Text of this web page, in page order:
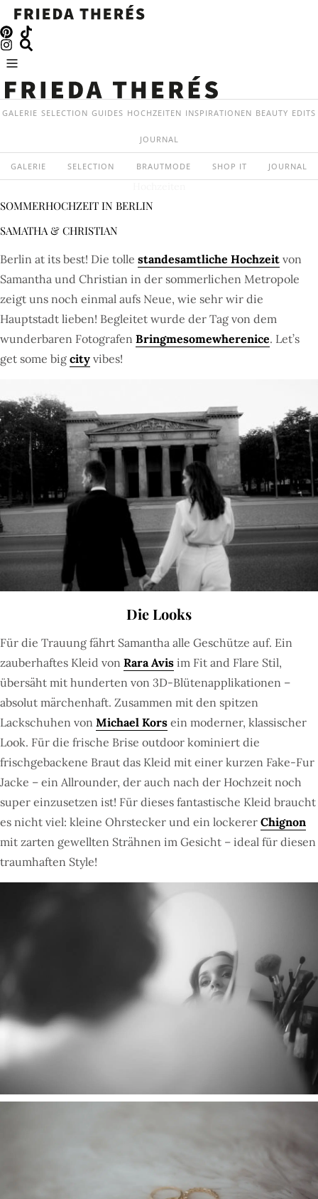
GALERIE SELECTION GUIDES HOCHZEITEN INSPIRATIONEN BEAUTY EDITS
JOURNAL
GALERIE SELECTION BRAUTMODE SHOP IT JOURNAL
SOMMERHOCHZEIT IN BERLIN
SAMATHA & CHRISTIAN
Berlin at its best! Die tolle standesamtliche Hochzeit von
Samantha und Christian in der sommerlichen Metropole
zeigt uns noch einmal aufs Neue, wie sehr wir die
Hauptstadt lieben! Begleitet wurde der Tag von dem
wunderbaren Fotografen Bringmesomewherenice. Let’s
get some big city vibes!
Die Looks
Für die Trauung fährt Samantha alle Geschütze auf. Ein
zauberhaftes Kleid von Rara Avis im Fit and Flare Stil,
übersäht mit hunderten von 3D-Blütenapplikationen –
absolut märchenhaft. Zusammen mit den spitzen
Lackschuhen von Michael Kors ein moderner, klassischer
Look. Für die frische Brise outdoor kominiert die
frischgebackene Braut das Kleid mit einer kurzen Fake-Fur
Jacke – ein Allrounder, der auch nach der Hochzeit noch
super einzusetzen ist! Für dieses fantastische Kleid braucht
es nicht viel: kleine Ohrstecker und ein lockerer Chignon
mit zarten gewellten Strähnen im Gesicht – ideal für diesen
traumhaften Style!